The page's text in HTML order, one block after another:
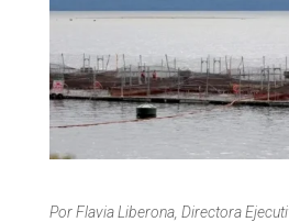
Por Flavia Liberona, Directora